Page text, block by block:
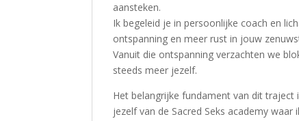
aansteken.
Ik begeleid je in persoonlijke coach en
ontspanning en meer rust in jouw
Vanuit die ontspanning verzachten we
steeds meer jezelf.
Het belangrijke fundament van dit traject
jezelf van de Sacred Seks academy waar